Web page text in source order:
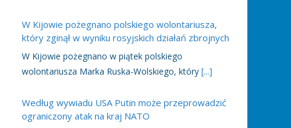
W Kijowie pożegnano polskiego wolontariusza,
który zginął w wyniku rosyjskich działań zbrojnych
W Kijowie pożegnano w piątek polskiego
wolontariusza Marka Ruska-Wolskiego, który [...]
Według wywiadu USA Putin może przeprowadzić
ograniczony atak na kraj NATO